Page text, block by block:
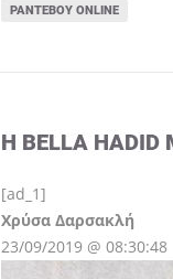
ΡΑΝΤΕΒΟΎ ONLINE
Η BELLA
[ad_1]
Χρύσα Δαρσακλή
23/09/2019 @ 08:30:48